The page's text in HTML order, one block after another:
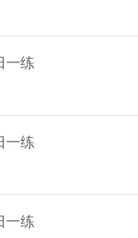
一练
一练
一练